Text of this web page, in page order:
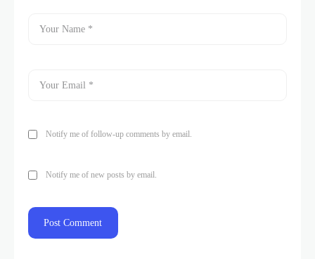
Notify me of follow-up comments by email.
Notify me of new posts by email.